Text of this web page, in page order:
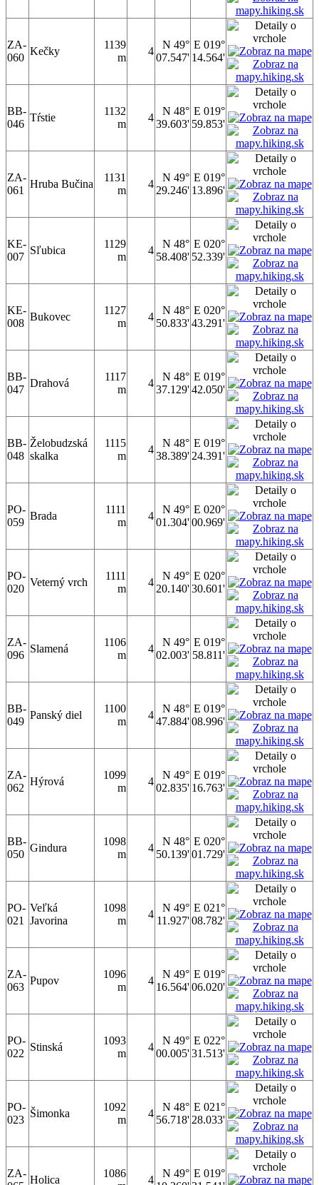
ZA-
060
Kečky
1139
m
4
N 49°
07.547'
E 019°
14.564'
BB-
046
Tŕstie
1132
m
4
N 48°
39.603'
E 019°
59.853'
ZA-
061
Hruba Bučina
1131
m
4
N 49°
29.246'
E 019°
13.896'
KE-
007
Sľubica
1129
m
4
N 48°
58.408'
E 020°
52.339'
KE-
008
Bukovec
1127
m
4
N 48°
50.833'
E 020°
43.291'
BB-
047
Drahová
1117
m
4
N 48°
37.129'
E 019°
42.050'
BB-
048
Želobudzská
skalka
1115
m
4
N 48°
38.389'
E 019°
24.391'
PO-
059
Brada
1111
m
4
N 49°
01.304'
E 020°
00.969'
PO-
020
Veterný vrch
1111
m
4
N 49°
20.140'
E 020°
30.601'
ZA-
096
Slamená
1106
m
4
N 49°
02.003'
E 019°
58.811'
BB-
049
Panský diel
1100
m
4
N 48°
47.884'
E 019°
08.996'
ZA-
062
Hýrová
1099
m
4
N 49°
02.835'
E 019°
16.763'
BB-
050
Gindura
1098
m
4
N 48°
50.139'
E 020°
01.729'
PO-
021
Veľká
Javorina
1098
m
4
N 49°
11.927'
E 021°
08.782'
ZA-
063
Pupov
1096
m
4
N 49°
16.564'
E 019°
06.020'
PO-
022
Stinská
1093
m
4
N 49°
00.005'
E 022°
31.513'
PO-
023
Šimonka
1092
m
4
N 48°
56.718'
E 021°
28.033'
ZA-
Holica
1086
4
N 49° E 019°